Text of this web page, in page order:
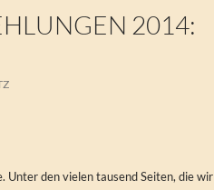
2014:
Unter den vielen tausend Seiten, die wir